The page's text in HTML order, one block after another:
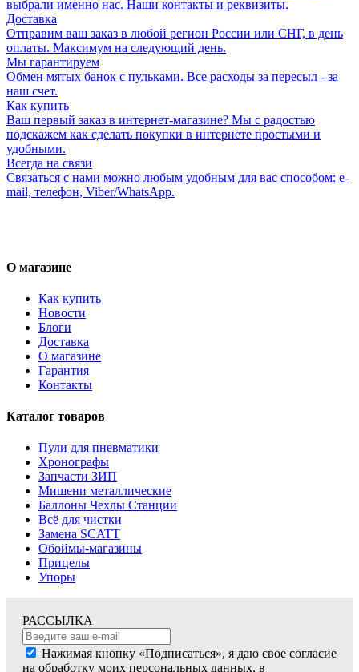
выбрали именно нас. Наши контакты и реквизиты.
Доставка
Отправим ваш заказ в любой регион России или СНГ, в день
оплаты. Максимум на следующий день.
Мы гарантируем
Обмен мятых банок с пульками. Все расходы за пересыл - за
наш счет.
Как купить
Ваш первый заказ в интернет-магазине? Мы с радостью
подскажем как сделать покупки в интернете простыми и
удобными.
Всегда на связи
Связаться с нами можно любым удобным для вас способом: e-
mail, телефон, Viber/WhatsApp.
О магазине
Как купить
Новости
Блоги
Доставка
О магазине
Гарантия
Контакты
Каталог товаров
Пули для пневматики
Хронографы
Запчасти ЗИП
Мишени металлические
Баллоны Чехлы Станции
Всё для чистки
Замена SCATT
Обоймы-магазины
Прицелы
Упоры
РАССЫЛКА
Нажимая кнопку «Подписаться», я даю свое согласие
на обработку моих персональных данных, в